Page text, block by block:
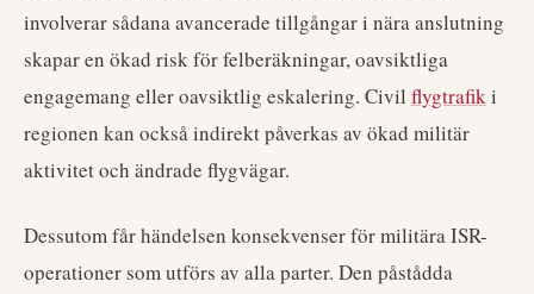
involverar sådana avancerade tillgångar i nära anslutning
skapar en ökad risk för felberäkningar, oavsiktliga
engagemang eller oavsiktlig eskalering. Civil flygtrafiki
regionen kan också indirekt påverkas av ökad militär
aktivitet och ändrade flygvägar.
Dessutom får händelsen konsekvenser för militära ISR-
operationer som utförs av alla parter. Den påstådda